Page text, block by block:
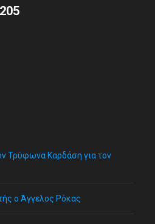
Τρύφωνα Καρδάση για τον
ο Άγγελος Ρόκας